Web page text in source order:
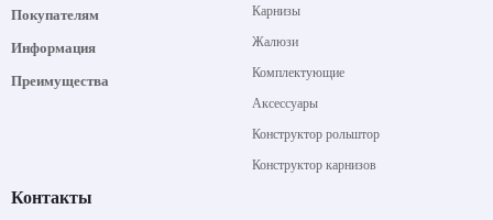
Покупателям
Информация
Преимущества
Карнизы
Жалюзи
Комплектующие
Аксессуары
Конструктор рольштор
Конструктор карнизов
Контакты